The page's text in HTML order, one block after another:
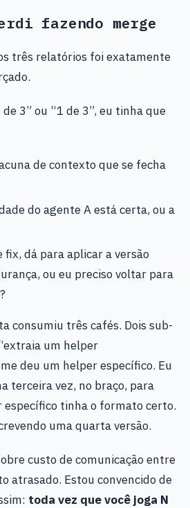
fazendo merge
três relatórios foi exatamente
3” ou “1 de 3”, eu tinha que
de contexto que se fecha
do agente A está certa, ou a
fix, dá para aplicar a versão
ou eu preciso voltar para
consumiu três cafés. Dois sub-
um helper
deu um helper específico. Eu
terceira vez, no braço, para
específico tinha o formato certo.
uma quarta versão.
custo de comunicação entre
atrasado. Estou convencido de
toda vez que você joga N